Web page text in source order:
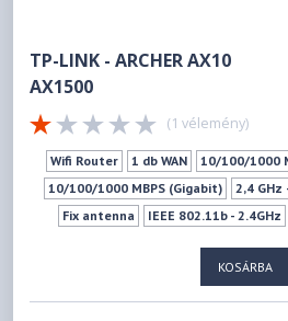
TP-LINK - ARCHER AX10
AX1500
(1 vélemény)
Wifi Router 1 db WAN 10/100/1000
10/100/1000 MBPS (Gigabit)
2,4 GHz
Fix antenna
IEEE 802.11b - 2.4GHz
IEEE 802.11n -
KOSÁRBA